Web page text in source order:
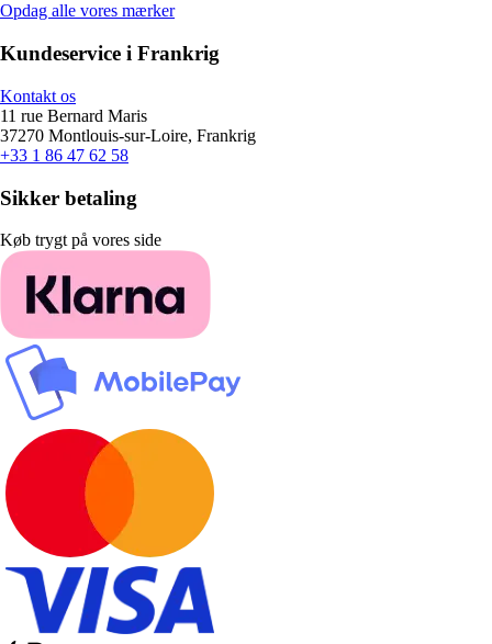
Opdag alle vores mærker
Kundeservice i Frankrig
Kontakt os
11 rue Bernard Maris
37270 Montlouis-sur-Loire, Frankrig
+33 1 86 47 62 58
Sikker betaling
Køb trygt på vores side